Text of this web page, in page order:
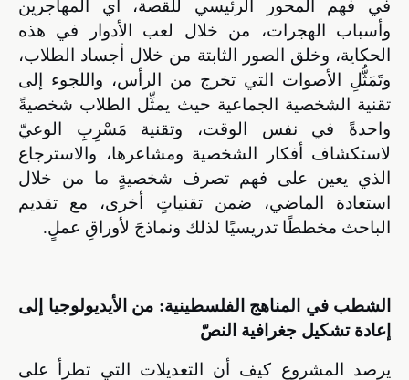
في فهم المحور الرئيسي للقصة، أي المهاجرين
وأسباب الهجرات، من خلال لعب الأدوار في هذه
الحكاية، وخلق الصور الثابتة من خلال أجساد الطلاب،
وتَمَثُّلِ الأصوات التي تخرج من الرأس، واللجوء إلى
تقنية الشخصية الجماعية حيث يمثِّل الطلاب شخصيةً
واحدةً في نفس الوقت، وتقنية مَسْرِبِ الوعيّ
لاستكشاف أفكار الشخصية ومشاعرها، والاسترجاع
الذي يعين على فهم تصرف شخصيةٍ ما من خلال
استعادة الماضي، ضمن تقنياتٍ أخرى، مع تقديم
الباحث مخططًا تدريسيًا لذلك ونماذجَ لأوراقِ عملٍ.
الشطب في المناهج الفلسطينية: من الأيديولوجيا إلى
إعادة تشكيل جغرافية النصّ
يرصد المشروع كيف أن التعديلات التي تطرأ على